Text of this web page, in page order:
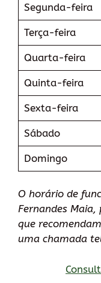
Segunda-feira
Terça-feira
Quarta-feira
Quinta-feira
Sexta-feira
Sábado
Domingo
O horário de
Fernandes
que
uma chamada